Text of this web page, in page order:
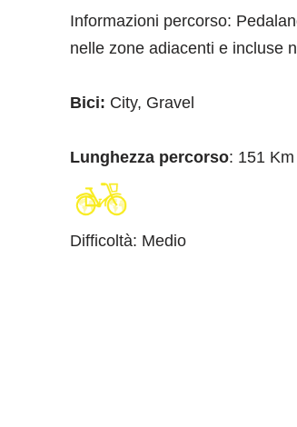
Informazioni percorso:
nelle zone adiacenti e incluse
Bici: City, Gravel
Lunghezza percorso: 151 Km
Difficoltà: Medio